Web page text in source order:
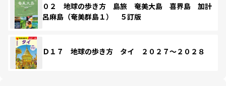
０２ 地球の歩き方 島旅 奄美大島 喜界島 加計
呂麻島（奄美群島１） ５訂版
Ｄ１７ 地球の歩き方 タイ ２０２７～２０２８